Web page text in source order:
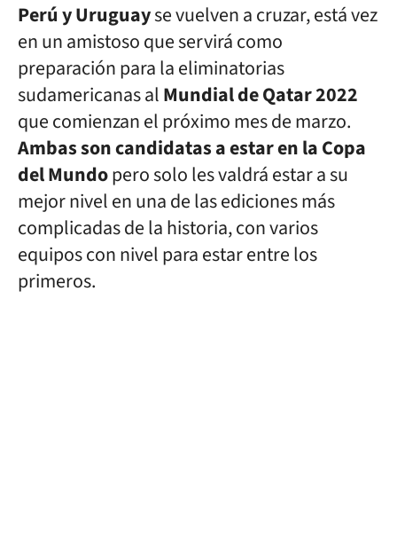
Perú y Uruguayse vuelven a cruzar, está vez
en un amistoso que servirá como
preparación para la eliminatorias
sudamericanas alMundial de Qatar 2022
que comienzan el próximo mes de marzo.
Ambas son candidatas a estar en la Copa
del Mundopero solo les valdrá estar a su
mejor nivel en una de las ediciones más
complicadas de la historia, con varios
equipos con nivel para estar entre los
primeros.